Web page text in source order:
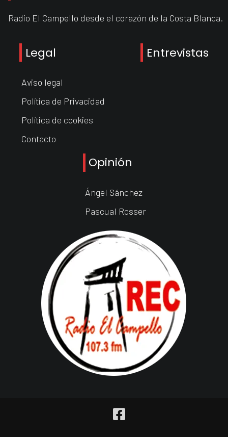
Radio El Campello desde el corazón de la Costa Blanca.
Legal
Aviso legal
Política de Privacidad
Política de cookies
Contacto
Entrevistas
Opinión
Ángel Sánchez
Pascual Rosser